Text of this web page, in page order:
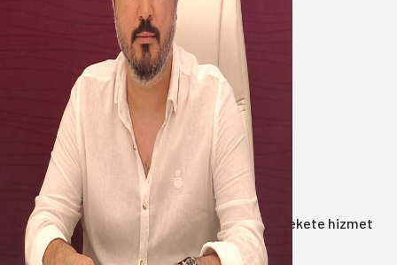
Oğuzbeyi’nden Balıkesirspor
yönetimine cevap : Herkes kendine
yakışanı yapar, buluttan nem
kapmayın!
07 Ağustos 2026
Anasayfa/ Gündem/
Akın: Benim derdim memlekete hizmet
hemşerim!